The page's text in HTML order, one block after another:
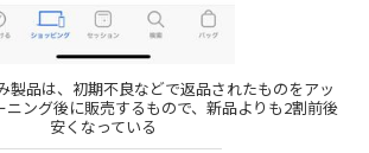
製品は、初期不良などで返品されたものをアッ
ニング後に販売するもので、新品よりも2割前後
安くなっている